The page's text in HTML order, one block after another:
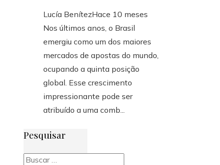
Lucía BenítezHace 10 meses
Nos últimos anos, o Brasil
emergiu como um dos maiores
mercados de apostas do mundo,
ocupando a quinta posição
global. Esse crescimento
impressionante pode ser
atribuído a uma comb...
Pesquisar
Buscar: